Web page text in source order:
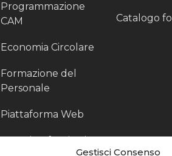
Gestisci Consenso
Programmazione
CAM
Economia Circolare
Formazione del
Personale
Piattaforma Web
Scouting fornitori
Catalogo